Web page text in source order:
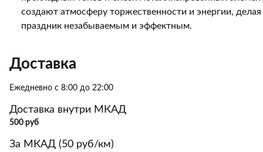
создают атмосферу торжественности и энергии, делая
праздник незабываемым и эффектным.
Доставка
Ежедневно с 8:00 до 22:00
Доставка внутри МКАД
500 руб
За МКАД (50 руб/км)